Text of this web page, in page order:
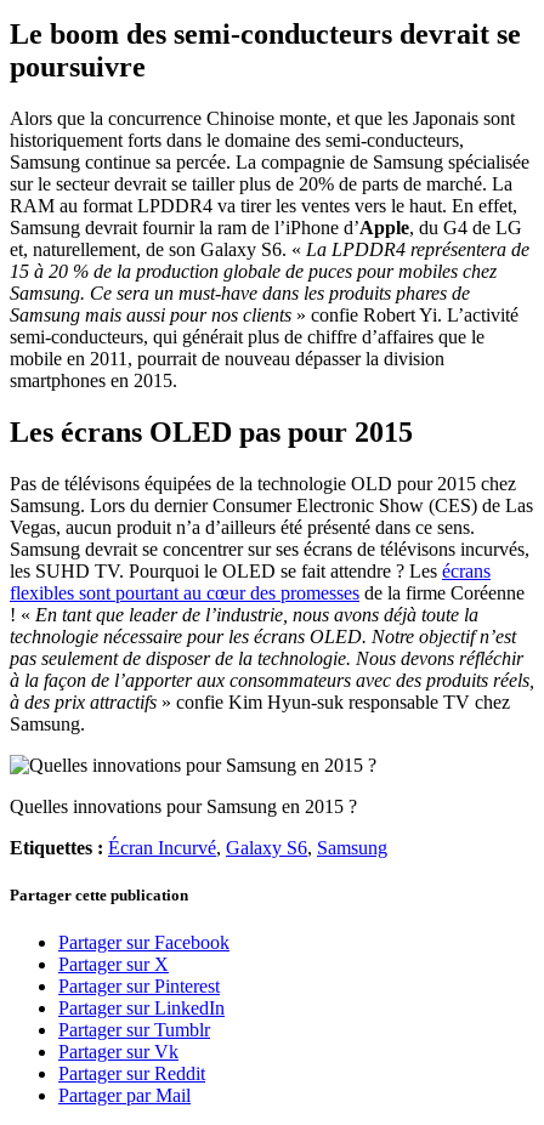
Le boom des semi-conducteurs devrait se
poursuivre
Alors que la concurrence Chinoise monte, et que les Japonais sont
historiquement forts dans le domaine des semi-conducteurs,
Samsung continue sa percée. La compagnie de Samsung spécialisée
sur le secteur devrait se tailler plus de 20% de parts de marché. La
RAM au format LPDDR4 va tirer les ventes vers le haut. En effet,
Samsung devrait fournir la ram de l’iPhone d’Apple, du G4 de LG
et, naturellement, de son Galaxy S6. « La LPDDR4 représentera de
15 à 20 % de la production globale de puces pour mobiles chez
Samsung. Ce sera un must-have dans les produits phares de
Samsung mais aussi pour nos clients » confie Robert Yi. L’activité
semi-conducteurs, qui générait plus de chiffre d’affaires que le
mobile en 2011, pourrait de nouveau dépasser la division
smartphones en 2015.
Les écrans OLED pas pour 2015
Pas de télévisons équipées de la technologie OLD pour 2015 chez
Samsung. Lors du dernier Consumer Electronic Show (CES) de Las
Vegas, aucun produit n’a d’ailleurs été présenté dans ce sens.
Samsung devrait se concentrer sur ses écrans de télévisons incurvés,
les SUHD TV. Pourquoi le OLED se fait attendre ? Les écrans
flexibles sont pourtant au cœur des promesses de la firme Coréenne
! « En tant que leader de l’industrie, nous avons déjà toute la
technologie nécessaire pour les écrans OLED. Notre objectif n’est
pas seulement de disposer de la technologie. Nous devons réfléchir
à la façon de l’apporter aux consommateurs avec des produits réels,
à des prix attractifs » confie Kim Hyun-suk responsable TV chez
Samsung.
Quelles innovations pour Samsung en 2015 ?
Etiquettes : Écran Incurvé, Galaxy S6, Samsung
Partager cette publication
Partager sur Facebook
Partager sur X
Partager sur Pinterest
Partager sur LinkedIn
Partager sur Tumblr
Partager sur Vk
Partager sur Reddit
Partager par Mail